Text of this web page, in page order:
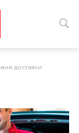
доставки